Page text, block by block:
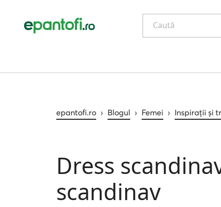
Caută
epantofi.ro › Blogul › Femei › Inspirații și
Dress
scandinav